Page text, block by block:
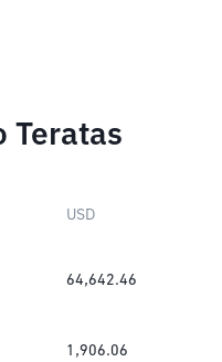
Teratas
USD
64,642.46
1,906.06